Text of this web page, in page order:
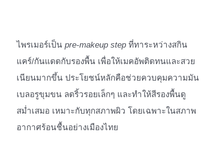
ไพรเมอร์เป็นpre-makeup step ที่ทาระหว่างสกิน
แคร์/กันแดดกับรองพื้น เพื่อให้เมคอัพติดทนและสวย
เนียนมากขึ้น ประโยชน์หลักคือช่วยควบคุมความมัน
เบลอรูขุมขน ลดริ้วรอยเล็กๆ และทำให้สีรองพื้นดู
สม่ำเสมอ เหมาะกับทุกสภาพผิว โดยเฉพาะในสภาพ
อากาศร้อนชื้นอย่างเมืองไทย